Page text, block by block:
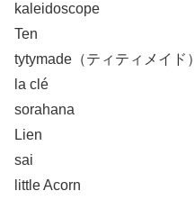
kaleidoscope
Ten
tytymade（ティティメイド）
la clé
sorahana
Lien
sai
little Acorn